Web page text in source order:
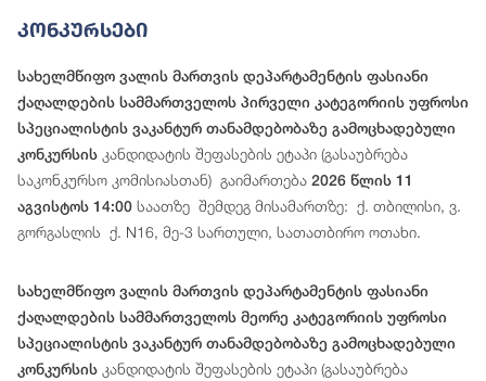
Კონკურსები
სახელმწიფო ვალის მართვის დეპარტამენტის ფასიანი
ქაღალდების სამმართველოს პირველი კატეგორიის უფროსი
სპეციალისტის ვაკანტურ თანამდებობაზე გამოცხადებული
კონკურსის კანდიდატის შეფასების ეტაპი (გასაუბრება
საკონკურსო კომისიასთან) გაიმართება 2026 წლის 11
აგვისტოს 14:00 საათზე შემდეგ მისამართზე: ქ. თბილისი, ვ.
გორგასლის ქ. N16, მე-3 სართული, სათათბირო ოთახი.
სახელმწიფო ვალის მართვის დეპარტამენტის ფასიანი
ქაღალდების სამმართველოს მეორე კატეგორიის უფროსი
სპეციალისტის ვაკანტურ თანამდებობაზე გამოცხადებული
კონკურსის კანდიდატის შეფასების ეტაპი (გასაუბრება